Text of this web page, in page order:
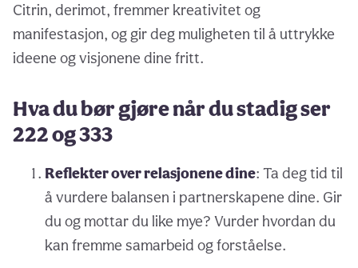
Citrin, derimot, fremmer kreativitet og
manifestasjon, og gir deg muligheten til å uttrykke
ideene og visjonene dine fritt.
Hva du bør gjøre når du stadig ser
222 og 333
Reflekter over relasjonene dine: Ta deg tid til
å vurdere balansen i partnerskapene dine. Gir
du og mottar du like mye? Vurder hvordan du
kan fremme samarbeid og forståelse.